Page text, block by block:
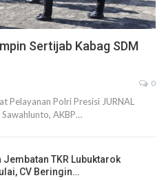
Sertijab Kabag SDM
0
Pelayanan Polri Presisi JURNAL
AKBP…
Jembatan TKR Lubuktarok
CV Beringin…